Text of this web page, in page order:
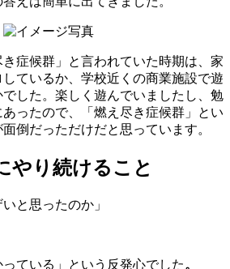
症候群」と言われていた時期は、家
ているか、学校近くの商業施設で遊
した。楽しく遊んでいましたし、勉
ったので、「燃え尽き症候群」とい
倒だっただけだと思っています。
やり続けること
と思ったのか」
っている」という反発心でした。